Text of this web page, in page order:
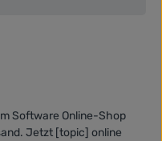
5 Sternen
Software Online-Shop
Jetzt [topic] online